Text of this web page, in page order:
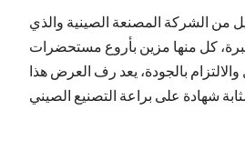
الشركة المصنعة الصينية والذي
كل منها مزين بأروع مستحضرات
بالجودة، يعد رف العرض هذا